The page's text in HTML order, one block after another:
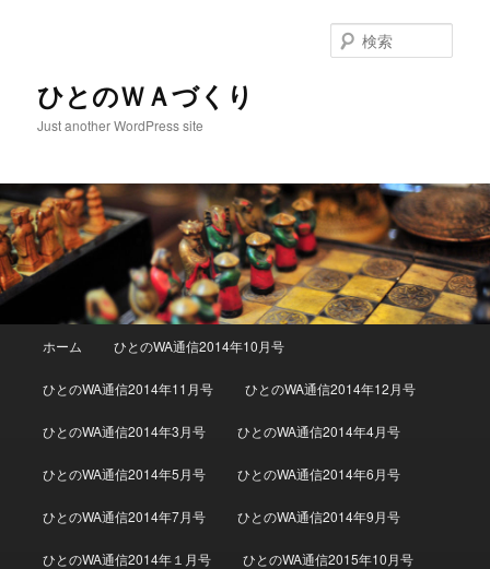
ひとのＷＡづくり
Just another WordPress site
索
メインコンテンツへ移動
サブコンテンツへ移動
ホーム ひとのWA通信2014年10月号
ひとのWA通信2014年11月号 ひとのWA通信2014年12月号
ひとのWA通信2014年3月号 ひとのWA通信2014年4月号
ひとのWA通信2014年5月号 ひとのWA通信2014年6月号
ひとのWA通信2014年7月号 ひとのWA通信2014年9月号
ひとのWA通信2014年１月号 ひとのWA通信2015年10月号